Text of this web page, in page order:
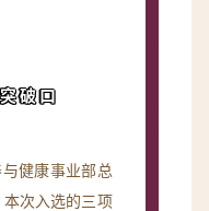
破口
健康事业部总
本次入选的三项